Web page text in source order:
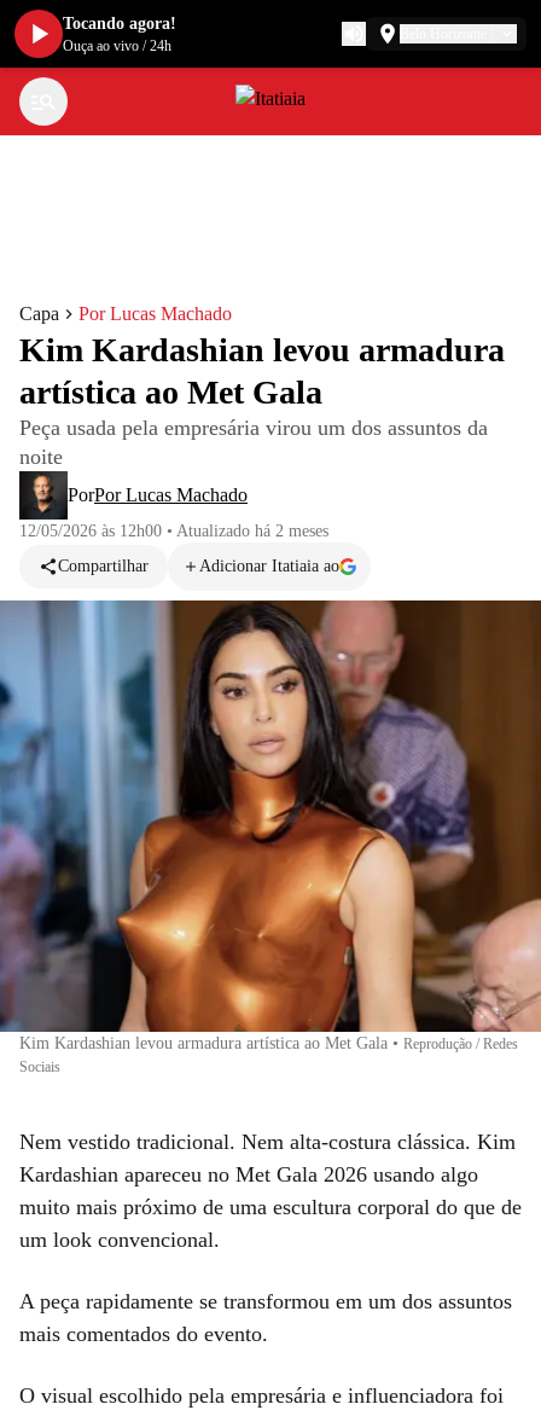
Capa Por Lucas Machado
Kim Kardashian levou armadura
artística ao Met Gala
Peça usada pela empresária virou um dos assuntos da
noite
PorPor Lucas Machado
12/05/2026 às 12h00 • Atualizado há 2 meses
Compartilhar
Adicionar Itatiaia ao
Kim Kardashian levou armadura artística ao Met Gala • Reprodução / Redes
Sociais
Nem vestido tradicional. Nem alta-costura clássica. Kim
Kardashian apareceu no Met Gala 2026 usando algo
muito mais próximo de uma escultura corporal do que de
um look convencional.
A peça rapidamente se transformou em um dos assuntos
mais comentados do evento.
O visual escolhido pela empresária e influenciadora foi
Tocando agora!
Ouça ao vivo /24h